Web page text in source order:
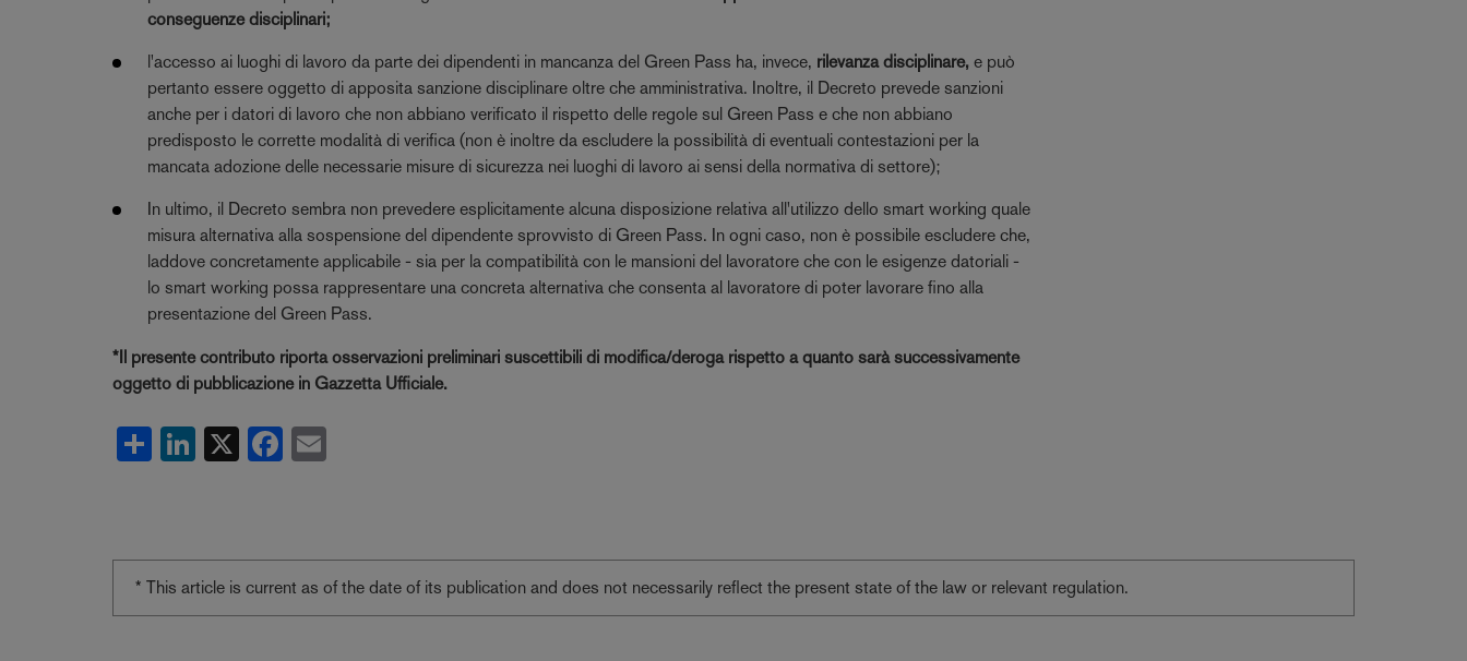
conseguenze disciplinari;
l'accesso ai luoghi di lavoro da parte dei dipendenti in mancanza del Green Pass ha, invece, rilevanza disciplinare, e può
pertanto essere oggetto di apposita sanzione disciplinare oltre che amministrativa. Inoltre, il Decreto prevede sanzioni
anche per i datori di lavoro che non abbiano verificato il rispetto delle regole sul Green Pass e che non abbiano
predisposto le corrette modalità di verifica (non è inoltre da escludere la possibilità di eventuali contestazioni per la
mancata adozione delle necessarie misure di sicurezza nei luoghi di lavoro ai sensi della normativa di settore);
In ultimo, il Decreto sembra non prevedere esplicitamente alcuna disposizione relativa all'utilizzo dello smart working quale
misura alternativa alla sospensione del dipendente sprovvisto di Green Pass. In ogni caso, non è possibile escludere che,
laddove concretamente applicabile - sia per la compatibilità con le mansioni del lavoratore che con le esigenze datoriali -
lo smart working possa rappresentare una concreta alternativa che consenta al lavoratore di poter lavorare fino alla
presentazione del Green Pass.
*Il presente contributo riporta osservazioni preliminari suscettibili di modifica/deroga rispetto a quanto sarà successivamente
oggetto di pubblicazione in Gazzetta Ufficiale.
Share LinkedIn Facebook
* This article is current as of the date of its publication and does not necessarily reflect the present state of the law or relevant regulation.